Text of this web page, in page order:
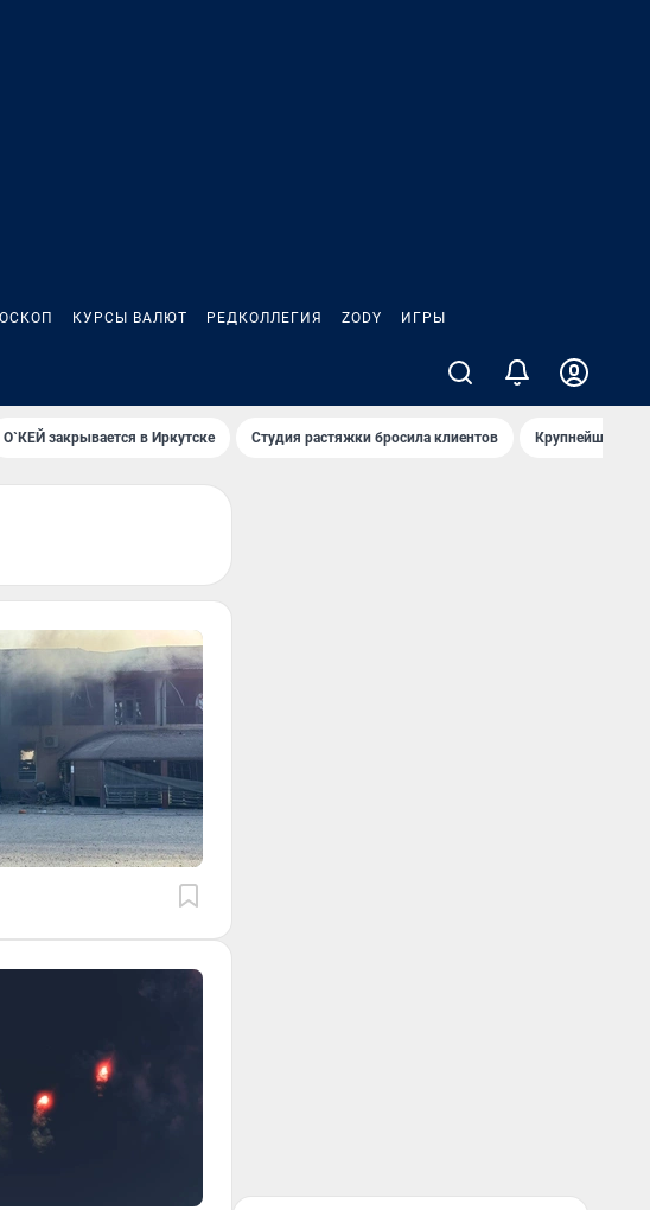
КУРСЫ ВАЛЮТ РЕДКОЛЛЕГИЯ ZODY ИГРЫ
О`КЕЙ закрывается в Иркутске Студия растяжки бросила клиентов Крупнейшие